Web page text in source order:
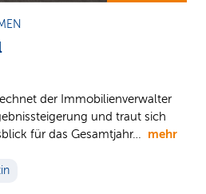
der Immobilienverwalter
und traut sich
für das Gesamtjahr… mehr